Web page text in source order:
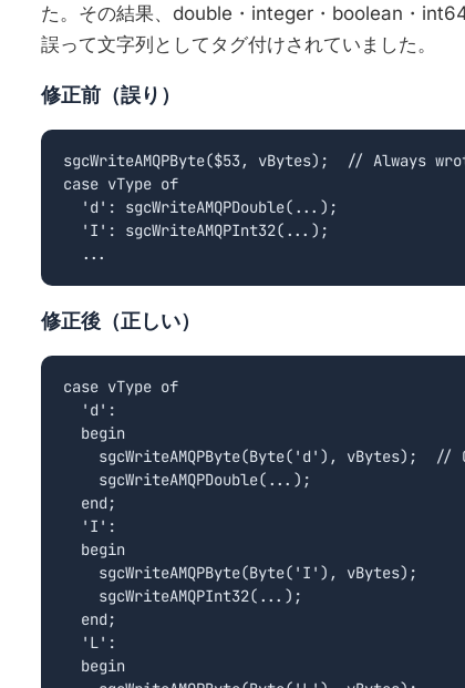
た。その結果、double・integer・boolean・
誤って文字列としてタグ付けされていました。
修正前（誤り）
sgcWriteAMQPByte($53, vBytes);  // Always
case vType of
  'd': sgcWriteAMQPDouble(...);
  'I': sgcWriteAMQPInt32(...);
  ...
修正後（正しい）
case vType of
  'd':
  begin
sgcWriteAMQPByte(Byte('d'), vBytes);  //
    sgcWriteAMQPDouble(...);
  end;
  'I':
  begin
    sgcWriteAMQPByte(Byte('I'), vBytes);
    sgcWriteAMQPInt32(...);
  end;
  'L':
  begin